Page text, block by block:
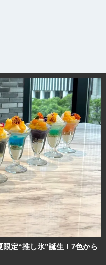
定“推し氷”誕生！7色から